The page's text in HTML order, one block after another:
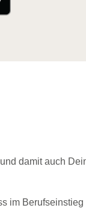
damit auch
im